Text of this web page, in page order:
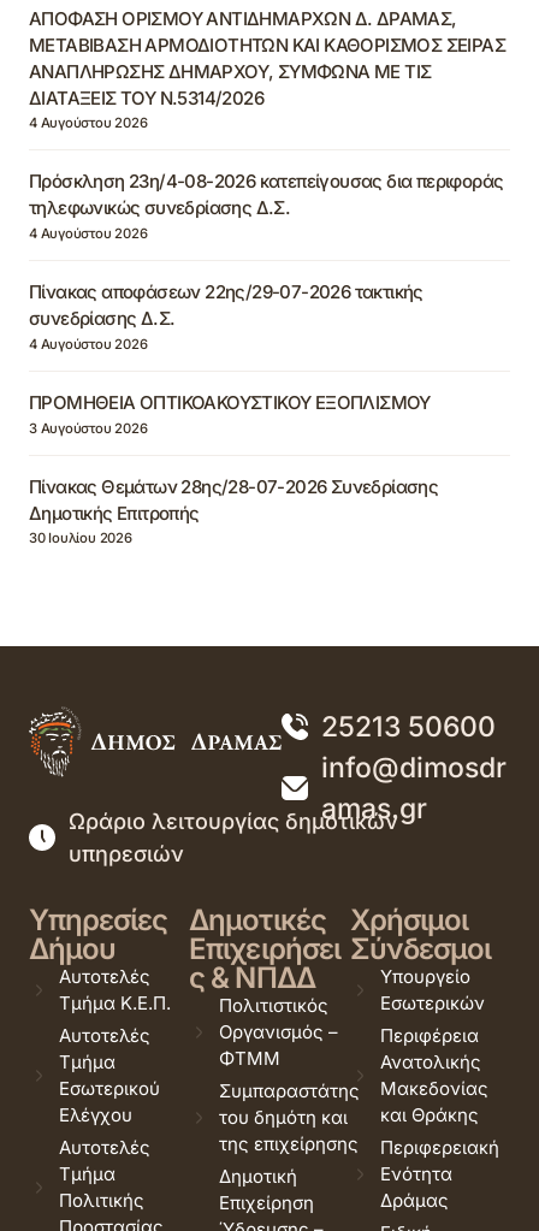
ΑΠΟΦΑΣΗ ΟΡΙΣΜΟΥ ΑΝΤΙΔΗΜΑΡΧΩΝ Δ. ΔΡΑΜΑΣ,
ΜΕΤΑΒΙΒΑΣΗ ΑΡΜΟΔΙΟΤΗΤΩΝ ΚΑΙ ΚΑΘΟΡΙΣΜΟΣ ΣΕΙΡΑΣ
ΑΝΑΠΛΗΡΩΣΗΣ ΔΗΜΑΡΧΟΥ, ΣΥΜΦΩΝΑ ΜΕ ΤΙΣ
ΔΙΑΤΑΞΕΙΣ ΤΟΥ Ν.5314/2026
4 Αυγούστου 2026
Πρόσκληση 23η/4-08-2026 κατεπείγουσας δια περιφοράς
τηλεφωνικώς συνεδρίασης Δ.Σ.
4 Αυγούστου 2026
Πίνακας αποφάσεων 22ης/29-07-2026 τακτικής
συνεδρίασης Δ.Σ.
4 Αυγούστου 2026
ΠΡΟΜΗΘΕΙΑ ΟΠΤΙΚΟΑΚΟΥΣΤΙΚΟΥ ΕΞΟΠΛΙΣΜΟΥ
3 Αυγούστου 2026
Πίνακας Θεμάτων 28ης/28-07-2026 Συνεδρίασης
Δημοτικής Επιτροπής
30 Ιουλίου 2026
25213 50600
info@dimosdr
amas.gr
Ωράριο λειτουργίας δημοτικών
υπηρεσιών
Υπηρεσίες
Δήμου
Αυτοτελές
Τμήμα Κ.Ε.Π.
Αυτοτελές
Τμήμα
Εσωτερικού
Ελέγχου
Αυτοτελές
Τμήμα
Πολιτικής
Δημοτικές
Επιχειρήσει
ς & ΝΠΔΔ
Πολιτιστικός
Οργανισμός –
ΦΤΜΜ
Συμπαραστάτης
του δημότη και
της επιχείρησης
Δημοτική
Επιχείρηση
Χρήσιμοι
Σύνδεσμοι
Υπουργείο
Εσωτερικών
Περιφέρεια
Ανατολικής
Μακεδονίας
και Θράκης
Περιφερειακή
Ενότητα
Δράμας